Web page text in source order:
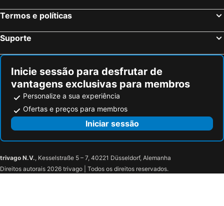
Termos e políticas
Suporte
Inicie sessão para desfrutar de
vantagens exclusivas para membros
Personalize a sua experiência
Ofertas e preços para membros
Iniciar sessão
trivago N.V., Kesselstraße 5 – 7, 40221 Düsseldorf, Alemanha
Direitos autorais 2026 trivago | Todos os direitos reservados.